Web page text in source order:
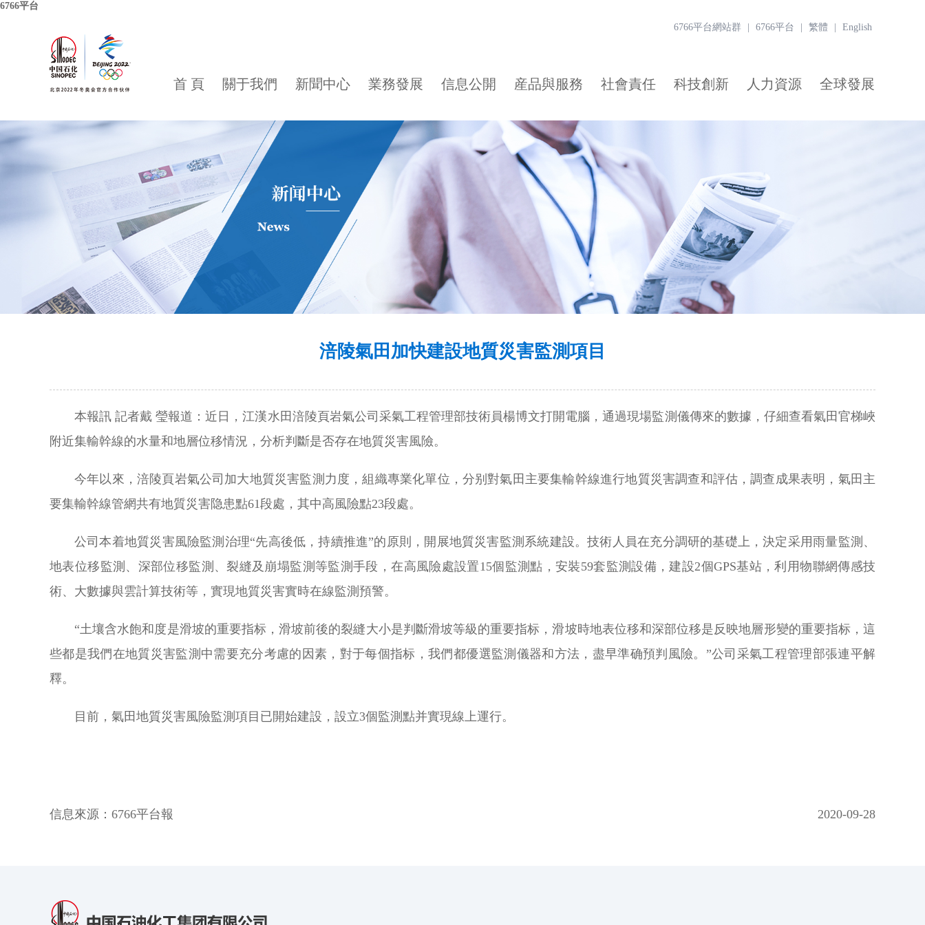
6766平台
6766平台網站群 6766平台 繁體 English
首 頁 關于我們 新聞中心 業務發展 信息公開 産品與服務 社會責任 科技創新 人力資源 全球發展
涪陵氣田加快建設地質災害監測項目
本報訊 記者戴 瑩報道：近日，江漢水田涪陵頁岩氣公司采氣工程管理部技術員楊博文打開電腦，通過現場監測儀傳來的數據，仔細查看氣田官梯峽
附近集輸幹線的水量和地層位移情況，分析判斷是否存在地質災害風險。
今年以來，涪陵頁岩氣公司加大地質災害監測力度，組織專業化單位，分别對氣田主要集輸幹線進行地質災害調查和評估，調查成果表明，氣田主
要集輸幹線管網共有地質災害隐患點61段處，其中高風險點23段處。
公司本着地質災害風險監測治理“先高後低，持續推進”的原則，開展地質災害監測系統建設。技術人員在充分調研的基礎上，決定采用雨量監測、
地表位移監測、深部位移監測、裂縫及崩塌監測等監測手段，在高風險處設置15個監測點，安裝59套監測設備，建設2個GPS基站，利用物聯網傳感技
術、大數據與雲計算技術等，實現地質災害實時在線監測預警。
“土壤含水飽和度是滑坡的重要指标，滑坡前後的裂縫大小是判斷滑坡等級的重要指标，滑坡時地表位移和深部位移是反映地層形變的重要指标，這
些都是我們在地質災害監測中需要充分考慮的因素，對于每個指标，我們都優選監測儀器和方法，盡早準确預判風險。”公司采氣工程管理部張連平解
釋。
目前，氣田地質災害風險監測項目已開始建設，設立3個監測點并實現線上運行。
信息來源： 6766平台報 2020-09-28